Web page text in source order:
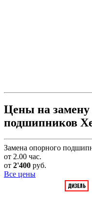
Цены на
подшипников
Замена опорного
от 2.00 час.
от 2'400 руб.
Все цены